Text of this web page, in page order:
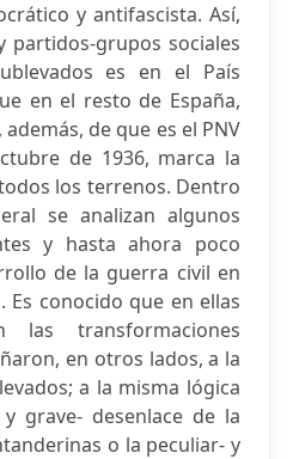
y antifascista. Así,
partidos-grupos sociales
es en el País
en el resto de España,
de que es el PNV
de 1936, marca la
los terrenos. Dentro
se analizan algunos
y hasta ahora poco
de la guerra civil en
Es conocido que en ellas
transformaciones
en otros lados, a la
a la misma lógica
grave- desenlace de la
o la peculiar- y